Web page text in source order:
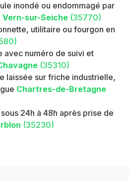
inondé ou endommagé par
Vern-sur-Seiche (35770)
utilitaire ou fourgon en
avec numéro de suivi et
(35310)
laissée sur friche industrielle,
Chartres-de-Bretagne
24h à 48h après prise de
(35230)